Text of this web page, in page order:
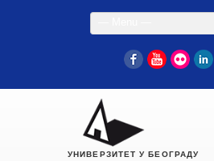
FacebookYouTube
Flickr
УНИВЕРЗИТЕТ У БЕОГРАДУ